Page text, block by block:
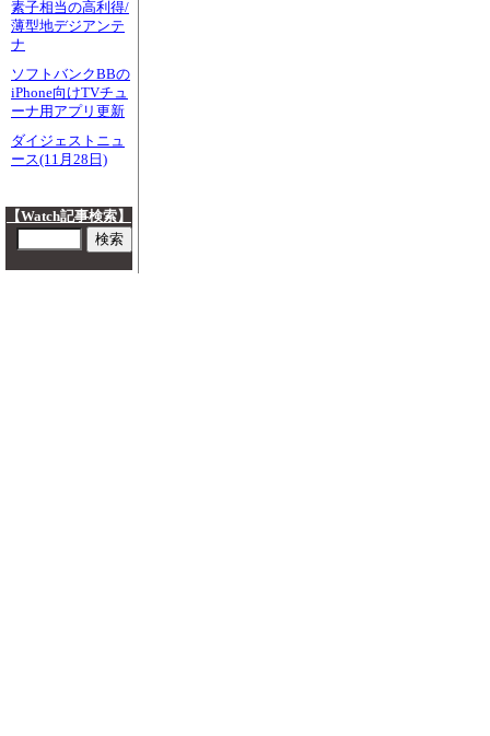
素子相当の高利得/
薄型地デジアンテ
ナ
ソフトバンクBBの
iPhone向けTVチュ
ーナ用アプリ更新
ダイジェストニュ
ース(11月28日)
【Watch記事検索】